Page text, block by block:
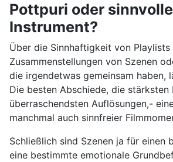
Pottpuri oder
Instrument?
Über die Sinnhaftigkeit von Playlists
Zusammenstellungen von Szenen
die irgendetwas gemeinsam haben,
Die besten Abschiede, die stärksten
überraschendsten Auflösungen,-
manchmal auch sinnfreier
Schließlich sind Szenen ja für einen
eine bestimmte emotionale